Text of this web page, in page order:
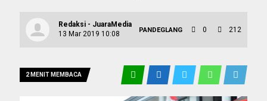
Redaksi - JuaraMedia
13 Mar 2019 10:08
PANDEGLANG 0 212
2 MENIT MEMBACA